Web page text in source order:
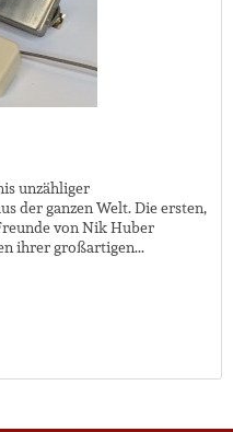
unzähliger
der ganzen Welt. Die ersten,
von Nik Huber
ihrer großartigen...